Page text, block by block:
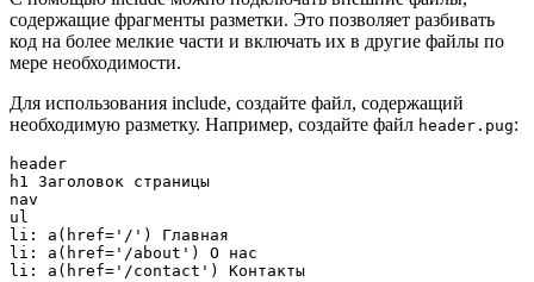
содержащие фрагменты разметки. Это позволяет разбивать
код на более мелкие части и включать их в другие файлы по
мере необходимости.
Для использования include, создайте файл, содержащий
необходимую разметку. Например, создайте файл header.pug:
header
h1 Заголовок страницы
nav
ul
li: a(href='/') Главная
li: a(href='/about') О нас